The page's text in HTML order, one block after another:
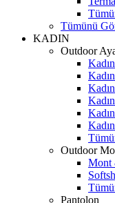
Tümünü
KADIN
Outdoor
Outdoor
Mont
Pantolon